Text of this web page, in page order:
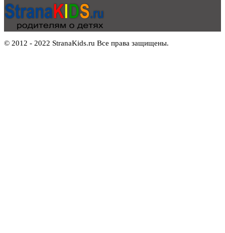
© 2012 - 2022 StranaKids.ru Все права защищены.